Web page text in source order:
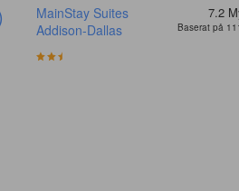
MainStay Suites
Addison-Dallas
7.2
Baserat på